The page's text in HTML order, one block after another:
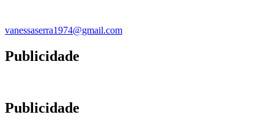
vanessaserra1974@gmail.com
Publicidade
Publicidade